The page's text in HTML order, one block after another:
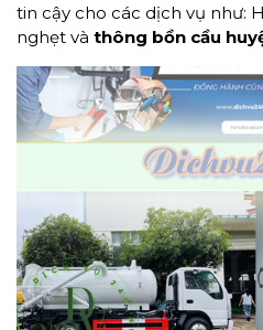
tin cậy cho các dịch vụ như:
nghẹt và thông bồn cầu